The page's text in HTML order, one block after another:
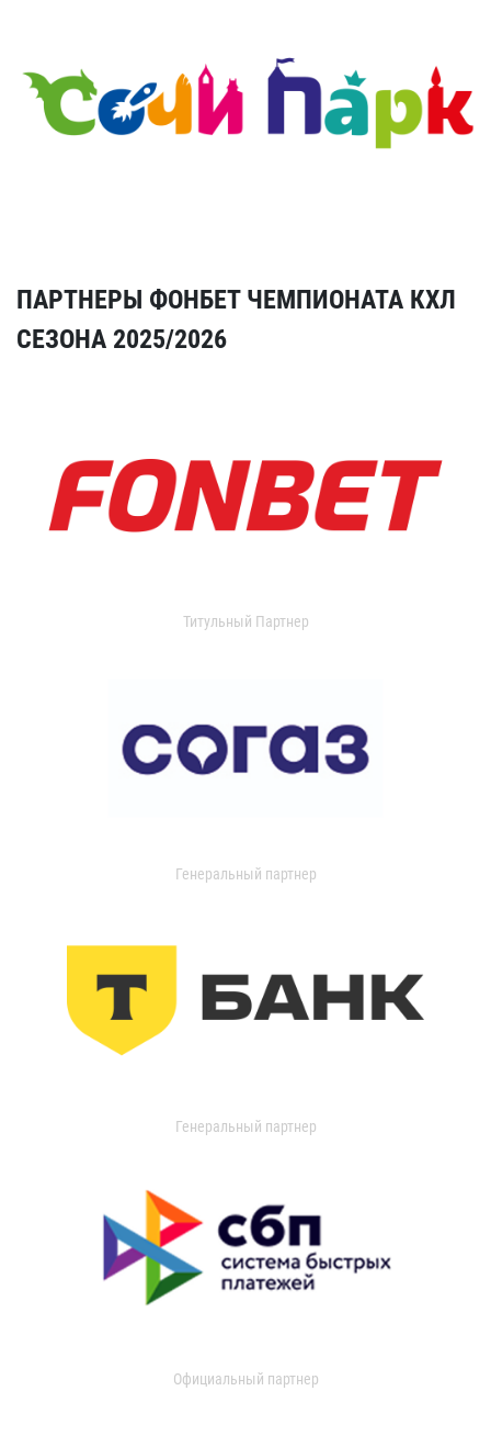
ПАРТНЕРЫ ФОНБЕТ ЧЕМПИОНАТА КХЛ
СЕЗОНА 2025/2026
Титульный Партнер
Генеральный партнер
Генеральный партнер
Официальный партнер